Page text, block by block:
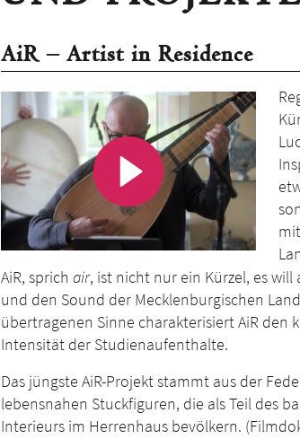
AiR – Artist in Residence
AiR, sprichair, ist nicht nur ein Kürzel, es
und den Sound der Mecklenburgischen
übertragenen Sinne charakterisiert AiR den
Inten­sität der Studienaufenthalte.
Das jüngste AiR-Projekt stammt aus der
lebensnahen Stuckfiguren, die als Teil des
Interieurs im Herrenhaus bevölkern.